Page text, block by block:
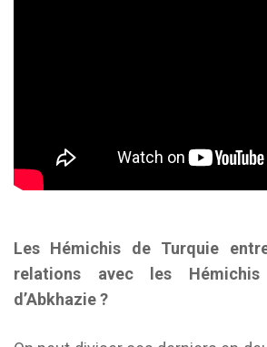
Les Hémichis de Turquie
relations avec les
d’Abkhazie ?